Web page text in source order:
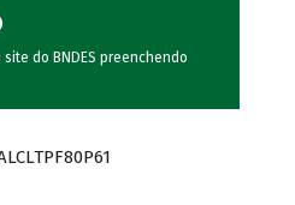
do BNDES preenchendo